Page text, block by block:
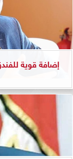
إضافة قوية